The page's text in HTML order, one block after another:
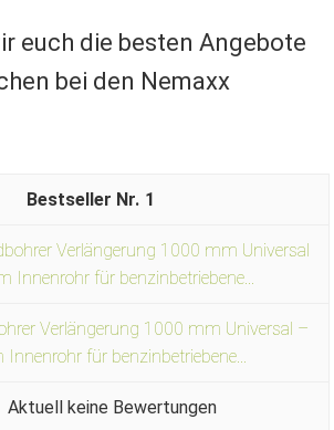
euch die besten Angebote
bei den Nemaxx
1
Verlängerung 1000 mm Universal –
für benzinbetriebene...
Aktuell keine Bewertungen